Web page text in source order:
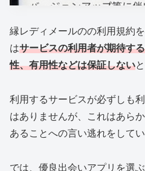
縁レディメールのの利用規約
はサービスの利用者が期待す
性、有用性などは保証しない
利用するサービスが必ずしも
はありませんが、これはあら
あることへの言い逃れをしてい
では、優良出会いアプリを選